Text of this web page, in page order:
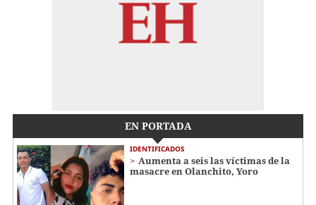
EN PORTADA
IDENTIFICADOS
Aumenta a seis las víctimas de la
masacre en Olanchito, Yoro